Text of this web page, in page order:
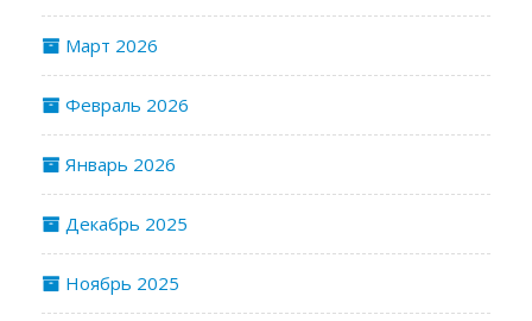
Март 2026
Февраль 2026
Январь 2026
Декабрь 2025
Ноябрь 2025